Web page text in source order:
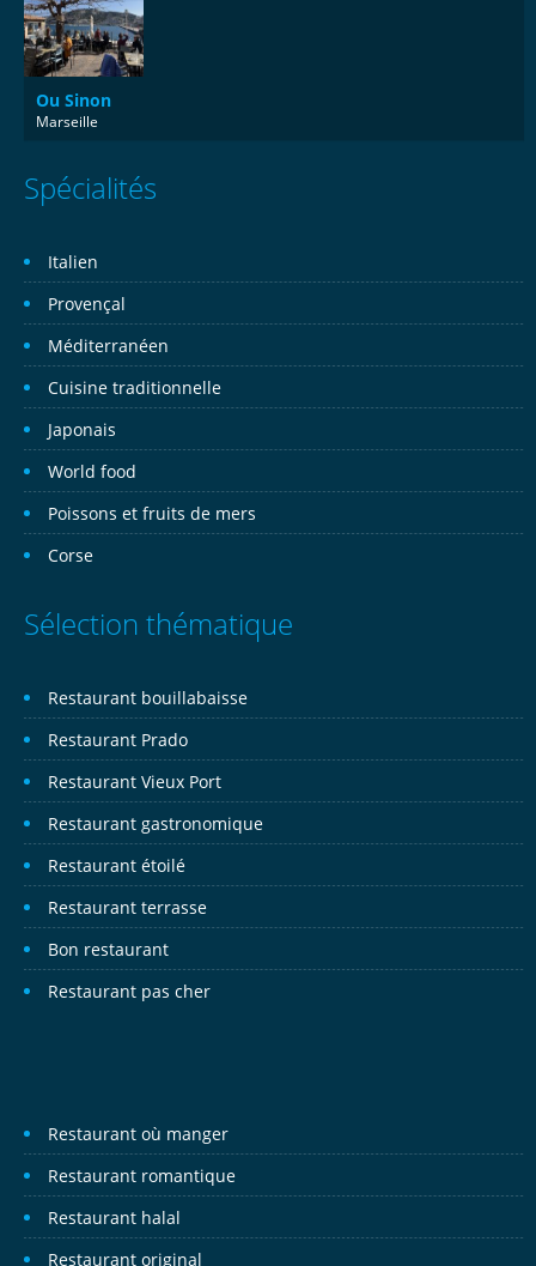
Ou Sinon
Marseille
Spécialités
Italien
Provençal
Méditerranéen
Cuisine traditionnelle
Japonais
World food
Poissons et fruits de mers
Corse
Sélection thématique
Restaurant bouillabaisse
Restaurant Prado
Restaurant Vieux Port
Restaurant gastronomique
Restaurant étoilé
Restaurant terrasse
Bon restaurant
Restaurant pas cher
Restaurant où manger
Restaurant romantique
Restaurant halal
Restaurant original